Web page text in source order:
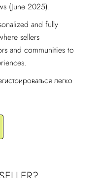
(June 2025).
and fully
sellers
and communities to
легко